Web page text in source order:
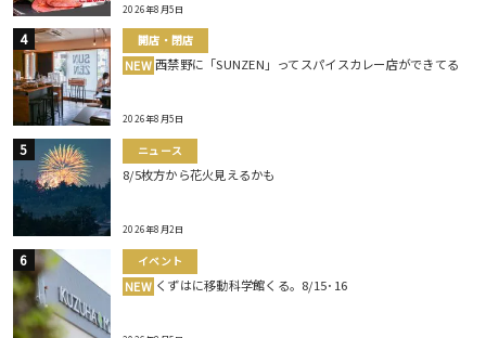
2026年8月5日
開店・閉店
NEW 西禁野に「SUNZEN」ってスパイスカレー店ができてる
2026年8月5日
ニュース
8/5枚方から花火見えるかも
2026年8月2日
イベント
NEW くずはに移動科学館くる。8/15･16